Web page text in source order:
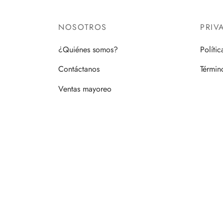
NOSOTROS
¿Quiénes somos?
Contáctanos
Ventas mayoreo